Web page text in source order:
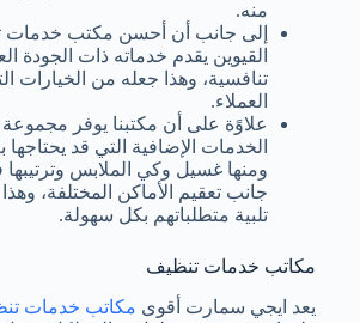
منه.
إلى جانب أن أحسن مكتب خدمات
القيوين يقدم خدماته ذات الجودة
تنافسية، وهذا جعله من الخيارات
العملاء.
علاوًة على أن مكتبنا يوفر
الخدمات الإضافية التي قد يحتاجها
ومنها غسيل وكي الملابس وترتيبها
جانب تعقيم الأماكن المختلفة،
تلبية متطلباتهم بكل سهولة.
مكاتب خدمات تنظيف
يعد ايجي سمارت أقوى مكاتب خدمات